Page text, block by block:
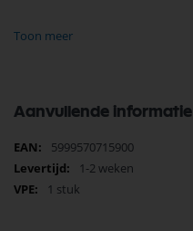
Hoogte 57 mm
Toon meer
Aanvullende informatie
Meer
informatie
5999570715900
1-2 weken
1 stuk